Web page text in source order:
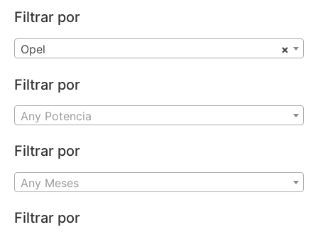
Filtrar por
×
Opel
Filtrar por
Any Potencia
Filtrar por
Any Meses
Filtrar por